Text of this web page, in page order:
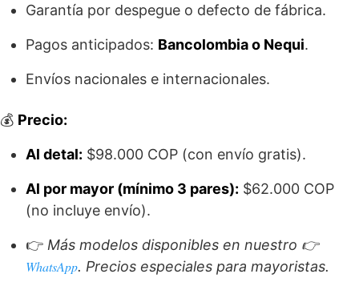
Garantía por despegue o defecto de fábrica.
Pagos anticipados: Bancolombia o Nequi.
Envíos nacionales e internacionales.
💰 Precio:
Al detal: $98.000 COP (con envío gratis).
Al por mayor (mínimo 3 pares): $62.000 COP
(no incluye envío).
👉 Más modelos disponibles en nuestro 👉
WhatsApp. Precios especiales para mayoristas.